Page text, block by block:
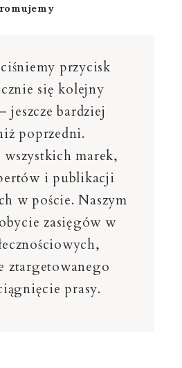
przycisk
się kolejny
jeszcze bardziej
poprzedni.
marek,
i publikacji
w poście. Naszym
zasięgów w
ztargetowanego
prasy.